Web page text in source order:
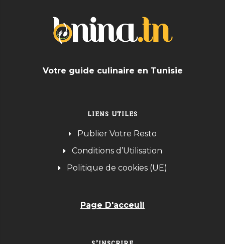
Votre guide culinaire en Tunisie
LIENS UTILES
Publier Votre Resto
Conditions d’Utilisation
Politique de cookies (UE)
Page D'acceuil